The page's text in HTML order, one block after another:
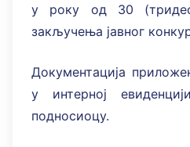
у року од 30
закључења јавног
Документација
у интерној
подносиоцу.